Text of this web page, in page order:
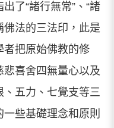
了“諸行無常”、“諸
佛法的三法印，此是
者把原始佛教的修
喜舍四無量心以及
、五力、七覺支等三
些基礎理念和原則